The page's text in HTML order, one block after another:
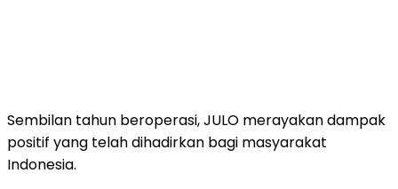
Sembilan tahun beroperasi, JULO merayakan dampak
positif yang telah dihadirkan bagi masyarakat
Indonesia.